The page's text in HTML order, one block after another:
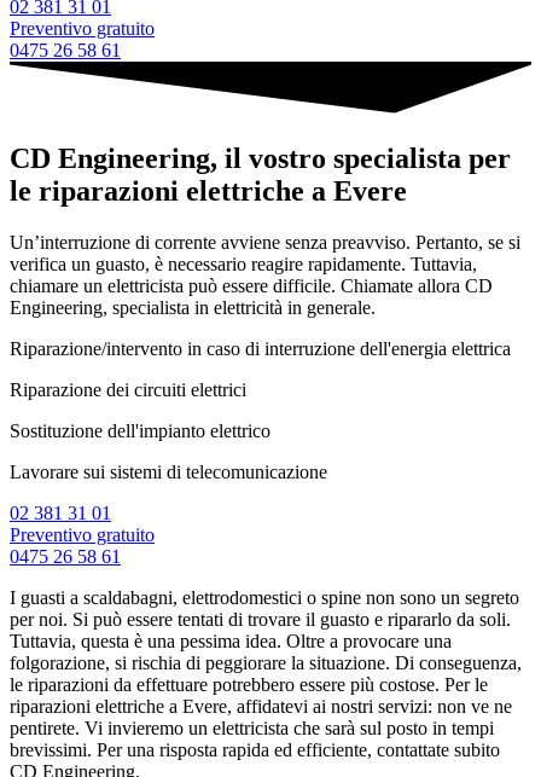
02 381 31 01
Preventivo gratuito
0475 26 58 61
CD Engineering, il vostro specialista per
le riparazioni elettriche a Evere
Un’interruzione di corrente avviene senza preavviso. Pertanto, se si
verifica un guasto, è necessario reagire rapidamente. Tuttavia,
chiamare un elettricista può essere difficile. Chiamate allora CD
Engineering, specialista in elettricità in generale.
Riparazione/intervento in caso di interruzione dell'energia elettrica
Riparazione dei circuiti elettrici
Sostituzione dell'impianto elettrico
Lavorare sui sistemi di telecomunicazione
02 381 31 01
Preventivo gratuito
0475 26 58 61
I guasti a scaldabagni, elettrodomestici o spine non sono un segreto
per noi. Si può essere tentati di trovare il guasto e ripararlo da soli.
Tuttavia, questa è una pessima idea. Oltre a provocare una
folgorazione, si rischia di peggiorare la situazione. Di conseguenza,
le riparazioni da effettuare potrebbero essere più costose. Per le
riparazioni elettriche a Evere, affidatevi ai nostri servizi: non ve ne
pentirete. Vi invieremo un elettricista che sarà sul posto in tempi
brevissimi. Per una risposta rapida ed efficiente, contattate subito
CD Engineering.